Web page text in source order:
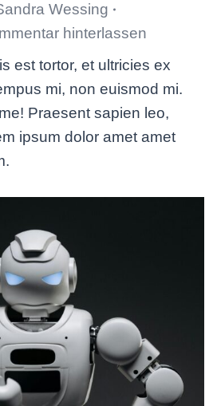
Wessing
hinterlassen
est tortor, et ultricies ex
mi, non euismod mi.
Praesent sapien leo,
ipsum dolor amet amet